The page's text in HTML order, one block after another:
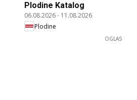
Plodine Katalog
06.08.2026- 11.08.2026
Plodine
OGLAS